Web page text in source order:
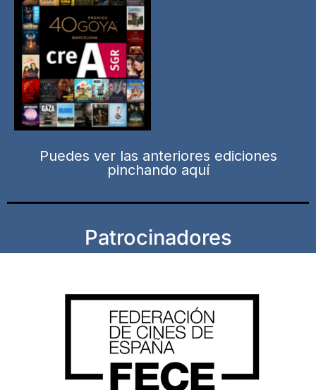
Puedes ver las anteriores ediciones
pinchando aquí
Patrocinadores